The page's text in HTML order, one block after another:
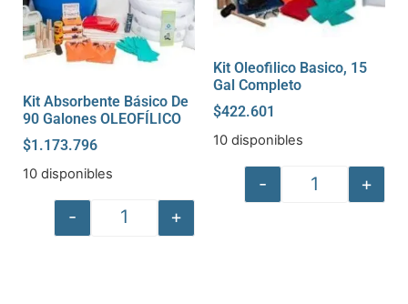
Kit Absorbente Básico De
90 Galones OLEOFÍLICO
$1.173.796
10 disponibles
- +
Kit Oleofilico Basico, 15
Gal Completo
$422.601
10 disponibles
- +